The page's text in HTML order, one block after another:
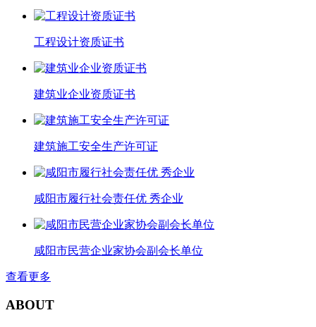
工程设计资质证书
建筑业企业资质证书
建筑施工安全生产许可证
咸阳市履行社会责任优 秀企业
咸阳市民营企业家协会副会长单位
查看更多
ABOUT